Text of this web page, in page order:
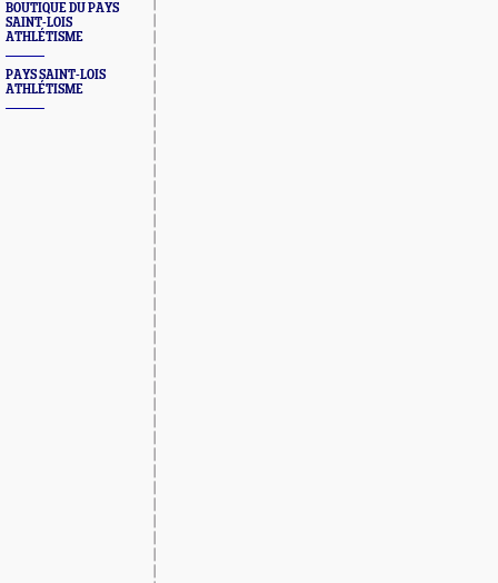
BOUTIQUE DU PAYS
SAINT-LOIS
ATHLÉTISME
PAYS SAINT-LOIS
ATHLÉTISME